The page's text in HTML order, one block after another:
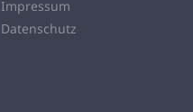
Impressum
Datenschutz